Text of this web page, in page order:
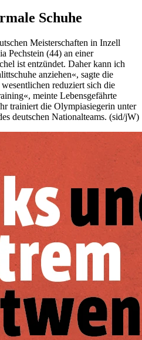
Schuhe
Meisterschaften in Inzell
Pechstein (44) an einer
ist entzündet. Daher kann ich
anziehen«, sagte die
reduziert sich die
meinte Lebensgefährte
trainiert die Olympiasiegerin unter
deutschen Nationalteams. (sid/jW)